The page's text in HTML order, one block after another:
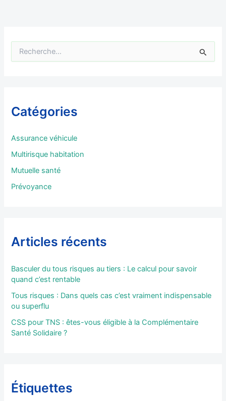
e
c
r
Catégories
Assurance véhicule
Multirisque habitation
Mutuelle santé
Prévoyance
Articles récents
Basculer du tous risques au tiers : Le calcul pour savoir
quand c’est rentable
Tous risques : Dans quels cas c’est vraiment indispensable
ou superflu
CSS pour TNS : êtes-vous éligible à la Complémentaire
Santé Solidaire ?
Étiquettes